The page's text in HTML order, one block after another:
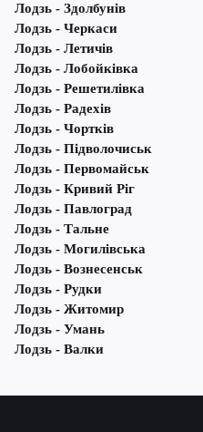
Лодзь - Здолбунів
Лодзь - Черкаси
Лодзь - Летичів
Лодзь - Лобойківка
Лодзь - Решетилівка
Лодзь - Радехів
Лодзь - Чортків
Лодзь - Підволочиськ
Лодзь - Первомайськ
Лодзь - Кривий Ріг
Лодзь - Павлоград
Лодзь - Тальне
Лодзь - Могилівська
Лодзь - Вознесенськ
Лодзь - Рудки
Лодзь - Житомир
Лодзь - Умань
Лодзь - Валки